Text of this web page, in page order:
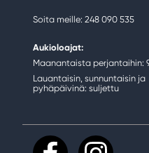
Soita meille: 248 090 535
Aukioloajat:
Maanantaista perjantaihin:
Lauantaisin, sunnuntaisin ja
pyhäpäivinä: suljettu